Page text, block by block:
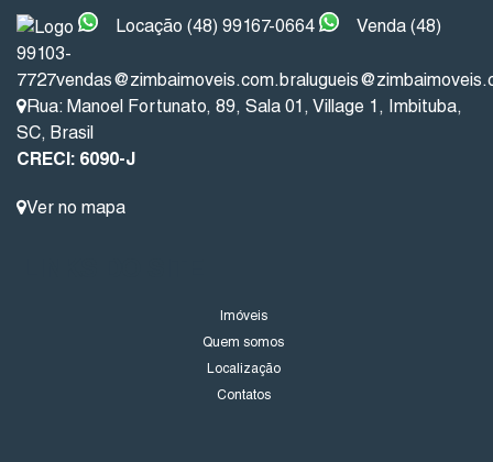
Locação (48) 99167-0664
Venda (48)
99103-
7727vendas@zimbaimoveis.com.br
Rua: Manoel Fortunato, 89, Sala 01, Village 1, Imbituba,
SC, Brasil
CRECI: 6090-J
Ver no mapa
Imóveis
Quem somos
Localização
Contatos